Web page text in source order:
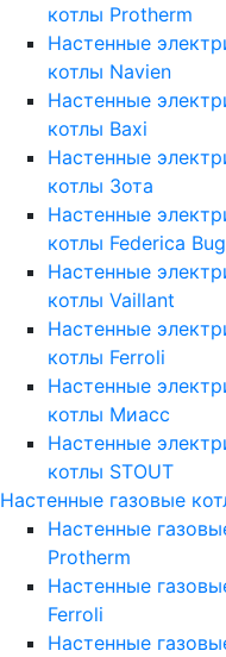
котлы Protherm
Настенные
котлы Navien
Настенные
котлы Baxi
Настенные
котлы Зота
Настенные
котлы Federica
Настенные
котлы Vaillant
Настенные
котлы Ferroli
Настенные
котлы Миасс
Настенные
котлы STOUT
Настенные газовые
Настенные
Protherm
Настенные
Ferroli
Настенные